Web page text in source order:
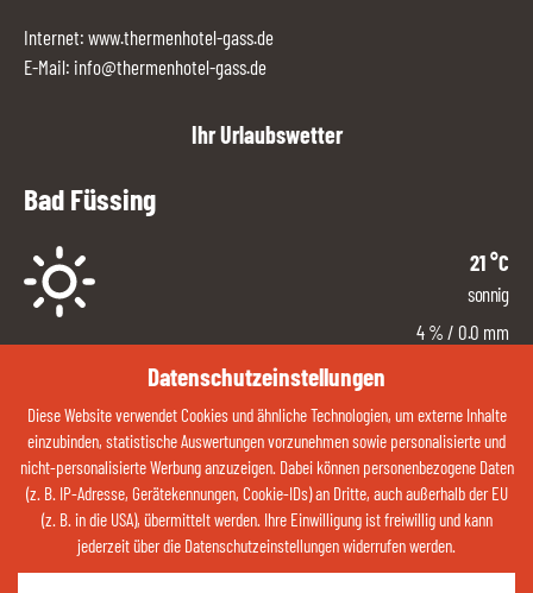
Datenschutzeinstellungen
Diese Website verwendet Cookies und ähnliche Technologien, um externe Inhalte
einzubinden, statistische Auswertungen vorzunehmen sowie personalisierte und
nicht-personalisierte Werbung anzuzeigen. Dabei können personenbezogene Daten
(z. B. IP-Adresse, Gerätekennungen, Cookie-IDs) an Dritte, auch außerhalb der EU
(z. B. in die USA), übermittelt werden. Ihre Einwilligung ist freiwillig und kann
jederzeit über die Datenschutzeinstellungen widerrufen werden.
Internet: www.thermenhotel-gass.de
E-Mail: info@thermenhotel-gass.de
Ihr Urlaubswetter
Bad Füssing
21°C
sonnig
4 % / 0.0 mm
6 %
ZUM WETTER
Kontaktieren Sie uns jetzt über Whatsapp: